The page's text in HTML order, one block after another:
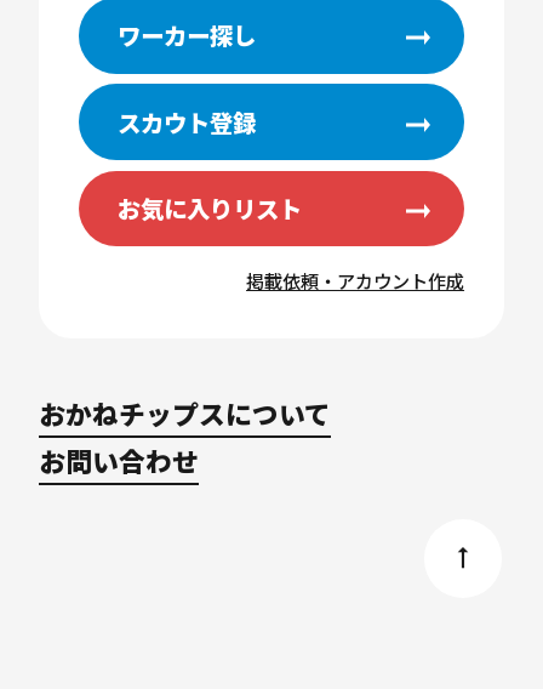
ワーカー探し
スカウト登録
お気に入りリスト
掲載依頼・アカウント作成
おかねチップスについて
お問い合わせ